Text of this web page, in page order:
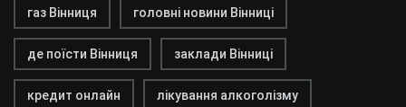
газ Вінниця головні новини Вінниці
де поїсти Вінниця заклади Вінниці
кредит онлайн лікування алкоголізму